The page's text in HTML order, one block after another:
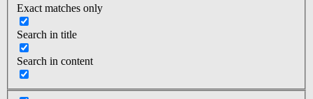
Exact matches only
Search in title
Search in content